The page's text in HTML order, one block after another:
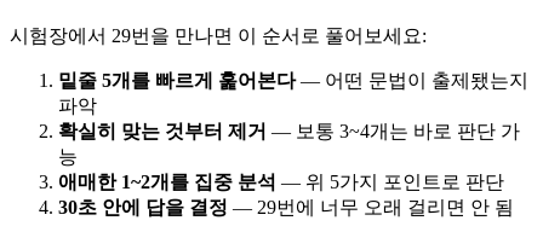
시험장에서 29번을 만나면 이 순서로 풀어보세요:
밑줄 5개를 빠르게 훑어본다— 어떤 문법이 출제됐는지
파악
확실히 맞는 것부터 제거 — 보통 3~4개는 바로 판단 가
능
애매한 1~2개를 집중 분석 — 위 5가지 포인트로 판단
30초 안에 답을 결정 — 29번에 너무 오래 걸리면 안 됨